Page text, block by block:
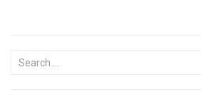
Search for: